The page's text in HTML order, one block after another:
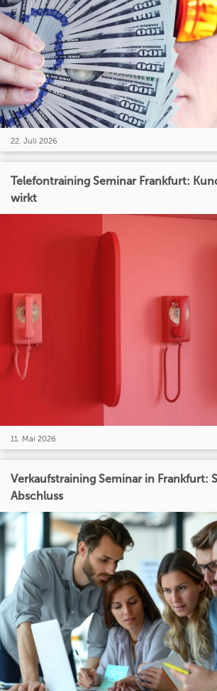
22. Juli 2026
Telefontraining Seminar Frankfurt:
wirkt
11. Mai 2026
Verkaufstraining Seminar in Frankfurt:
Abschluss